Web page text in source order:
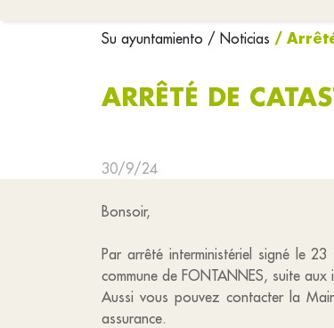
Su ayuntamiento / Noticias /
ARRÊTÉ DE
30/9/24
Bonsoir,
Par arrêté interministériel signé le
commune de FONTANNES, suite
Aussi vous pouvez contacter la
assurance.